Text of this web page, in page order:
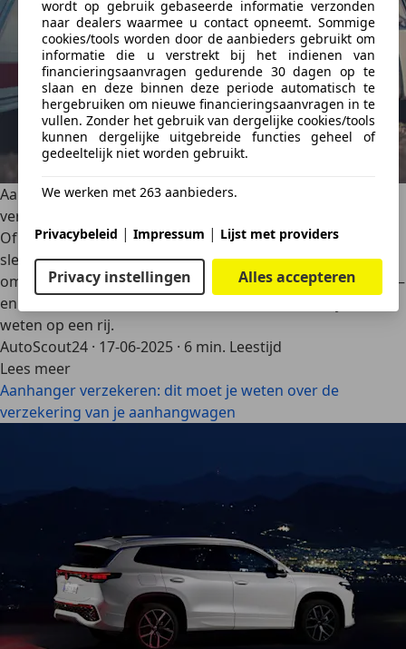
wordt op gebruik gebaseerde informatie verzonden
naar dealers waarmee u contact opneemt. Sommige
cookies/tools worden door de aanbieders gebruikt om
informatie die u verstrekt bij het indienen van
financieringsaanvragen gedurende 30 dagen op te
slaan en deze binnen deze periode automatisch te
hergebruiken om nieuwe financieringsaanvragen in te
vullen. Zonder het gebruik van dergelijke cookies/tools
kunnen dergelijke uitgebreide functies geheel of
gedeeltelijk niet worden gebruikt.
We werken met 263 aanbieders.
Privacybeleid | Impressum | Lijst met providers
Privacy instellingen Alles accepteren
Aanhanger verzekeren: dit moet je weten over de
verzekering van je aanhangwagen
Of je nu dagelijks met een aanhanger rondrijdt of er
slechts heel af en toe van gebruikmaakt, het is altijd goed
om te weten wanneer je een aanhanger moet verzekeren –
en wanneer niet. In dit artikel zetten we alles dat je moet
weten op een rij.
AutoScout24 · 17-06-2025 · 6 min. Leestijd
Lees meer
Aanhanger verzekeren: dit moet je weten over de
verzekering van je aanhangwagen